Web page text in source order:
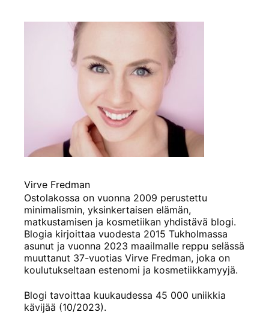
Virve Fredman
Ostolakossa on vuonna 2009 perustettu
minimalismin, yksinkertaisen elämän,
matkustamisen ja kosmetiikan yhdistävä blogi.
Blogia kirjoittaa vuodesta 2015 Tukholmassa
asunut ja vuonna 2023 maailmalle reppu selässä
muuttanut 37-vuotias Virve Fredman, joka on
koulutukseltaan estenomi ja kosmetiikkamyyjä.
Blogi tavoittaa kuukaudessa 45 000 uniikkia
kävijää (10/2023).